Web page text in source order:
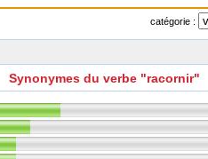
catégorie :
Synonymes du verbe "racornir"